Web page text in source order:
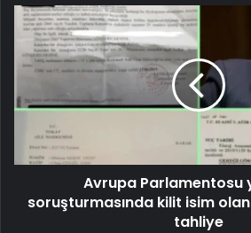
Avrupa Parlamentosu
soruşturmasında kilit isim
tahliye